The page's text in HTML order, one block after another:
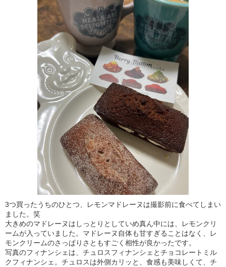
3つ買ったうちのひとつ、レモンマドレーヌは撮影前に食べてしまい
ました。笑
大きめのマドレーヌはしっとりとしていめ真ん中には、レモンクリ
ームが入っていました。マドレーヌ自体も甘すぎることはなく、レ
モンクリームのさっぱりさともすごく相性が良かったです。
写真のフィナンシェは、チュロスフィナンシェとチョコレートミル
クフィナンシェ。チュロスは外側カリッと、食感も美味しくて、チ